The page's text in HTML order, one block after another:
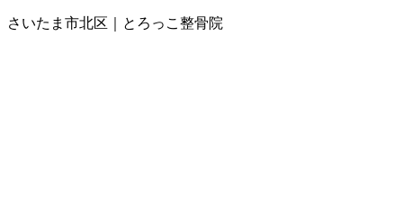
さいたま市北区｜とろっこ整骨院